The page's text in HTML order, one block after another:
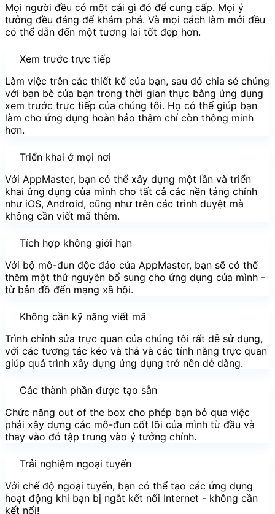
Mọi người đều có một cái gì đó để cung cấp. Mọi ý
tưởng đều đáng để khám phá. Và mọi cách làm mới đều
có thể dẫn đến một tương lai tốt đẹp hơn.⁣⁣
Xem trước trực tiếp
Làm việc trên các thiết kế của bạn, sau đó chia sẻ chúng
với bạn bè của bạn trong thời gian thực bằng ứng dụng
xem trước trực tiếp của chúng tôi. Họ có thể giúp bạn
làm cho ứng dụng hoàn hảo thậm chí còn thông minh
hơn.
Triển khai ở mọi nơi
Với AppMaster, bạn có thể xây dựng một lần và triển
khai ứng dụng của mình cho tất cả các nền tảng chính
như iOS, Android, cũng như trên các trình duyệt mà
không cần viết mã thêm.
Tích hợp không giới hạn
Với bộ mô-đun độc đáo của AppMaster, bạn sẽ có thể
thêm một thứ nguyên bổ sung cho ứng dụng của mình -
từ bản đồ đến mạng xã hội.
Không cần kỹ năng viết mã
Trình chỉnh sửa trực quan của chúng tôi rất dễ sử dụng,
với các tương tác kéo và thả và các tính năng trực quan
giúp quá trình xây dựng ứng dụng trở nên dễ dàng.
Các thành phần được tạo sẵn
Chức năng out of the box cho phép bạn bỏ qua việc
phải xây dựng các mô-đun cốt lõi của mình từ đầu và
thay vào đó tập trung vào ý tưởng chính.
Trải nghiệm ngoại tuyến
Với chế độ ngoại tuyến, bạn có thể tạo các ứng dụng
hoạt động khi bạn bị ngắt kết nối Internet - không cần
kết nối! ⁣